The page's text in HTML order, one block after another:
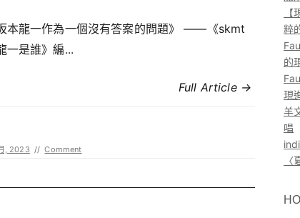
本龍一作為一個沒有答案的問題》 ——《skmt
一是誰》編...
Full Article →
, 2023 // Comment
粹
的
現
羊
唱